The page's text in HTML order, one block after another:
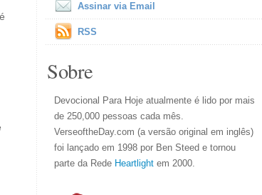
Assinar via Email
RSS
Sobre
Devocional Para Hoje atualmente é lido por mais
de 250,000 pessoas cada mês.
VerseoftheDay.com (a versão original em inglês)
foi lançado em 1998 por Ben Steed e tornou
parte da Rede Heartlight em 2000.